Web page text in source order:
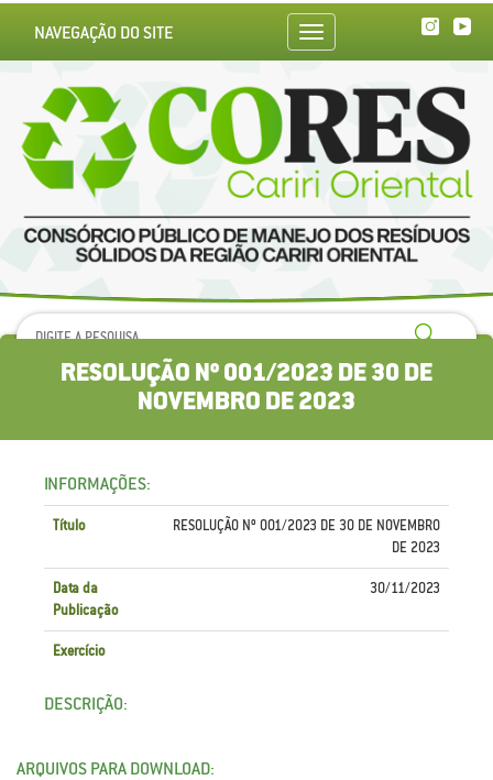
Toggle
navigation
NAVEGAÇÃO DO SITE
RESOLUÇÃO Nº 001/2023 DE 30 DE
NOVEMBRO DE 2023
INFORMAÇÕES:
Título
RESOLUÇÃO Nº 001/2023 DE 30 DE NOVEMBRO
DE 2023
Data da
Publicação
30/11/2023
Exercício
DESCRIÇÃO:
ARQUIVOS PARA DOWNLOAD: